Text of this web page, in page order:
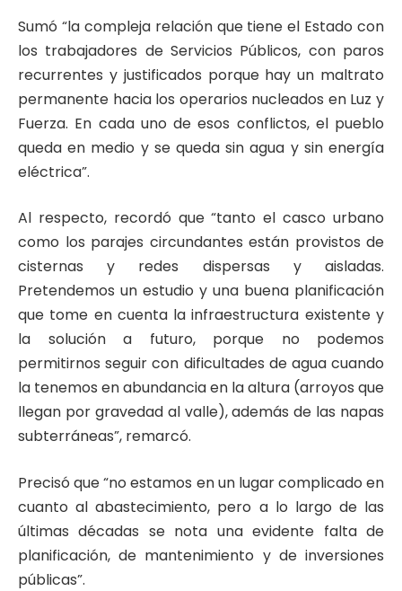
Sumó “la compleja relación que tiene el Estado con
los trabajadores de Servicios Públicos, con paros
recurrentes y justificados porque hay un maltrato
permanente hacia los operarios nucleados en Luz y
Fuerza. En cada uno de esos conflictos, el pueblo
queda en medio y se queda sin agua y sin energía
eléctrica”.
Al respecto, recordó que “tanto el casco urbano
como los parajes circundantes están provistos de
cisternas y redes dispersas y aisladas.
Pretendemos un estudio y una buena planificación
que tome en cuenta la infraestructura existente y
la solución a futuro, porque no podemos
permitirnos seguir con dificultades de agua cuando
la tenemos en abundancia en la altura (arroyos que
llegan por gravedad al valle), además de las napas
subterráneas”, remarcó.
Precisó que “no estamos en un lugar complicado en
cuanto al abastecimiento, pero a lo largo de las
últimas décadas se nota una evidente falta de
planificación, de mantenimiento y de inversiones
públicas”.